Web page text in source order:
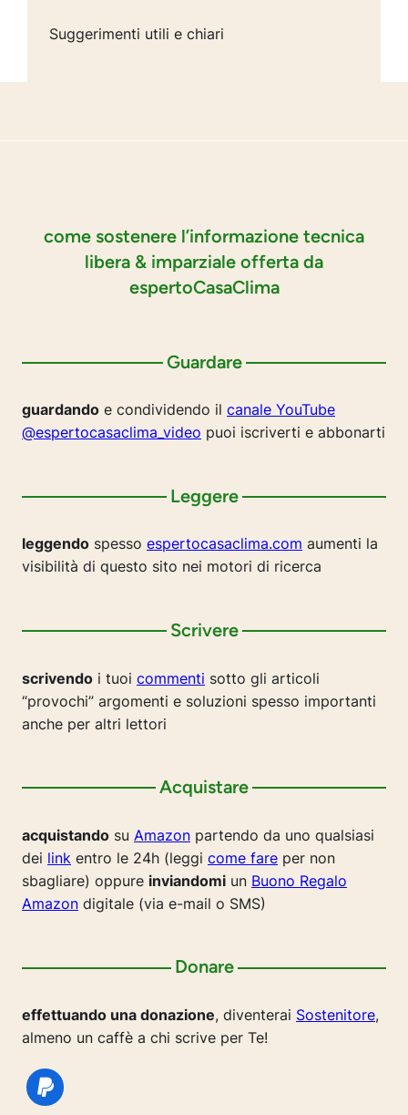
Suggerimenti utili e chiari
come sostenere l’informazione tecnica
libera & imparziale offerta da
espertoCasaClima
Guardare
guardando e condividendo il canale YouTube
@espertocasaclima_video puoi iscriverti e abbonarti
Leggere
leggendo spesso espertocasaclima.com aumenti la
visibilità di questo sito nei motori di ricerca
Scrivere
scrivendo i tuoi commenti sotto gli articoli
“provochi” argomenti e soluzioni spesso importanti
anche per altri lettori
Acquistare
acquistando su Amazon partendo da uno qualsiasi
dei link entro le 24h (leggi come fare per non
sbagliare) oppure inviandomi un Buono Regalo
Amazon digitale (via e-mail o SMS)
Donare
effettuando una donazione, diventerai Sostenitore,
almeno un caffè a chi scrive per Te!